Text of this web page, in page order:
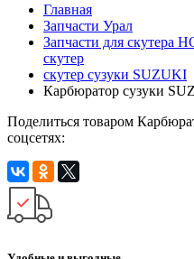
Главная
Запчасти Урал
Запчасти для
скутер
скутер сузуки SUZUKI
Карбюратор сузуки
Поделиться товаром
соцсетях: